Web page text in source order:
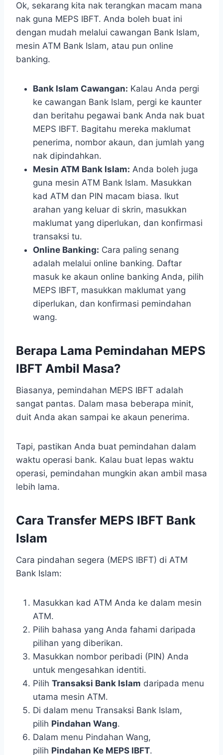
Ok, sekarang kita nak terangkan macam mana
nak guna MEPS IBFT. Anda boleh buat ini
dengan mudah melalui cawangan Bank Islam,
mesin ATM Bank Islam, atau pun online
banking.
Bank Islam Cawangan: Kalau Anda pergi
ke cawangan Bank Islam, pergi ke kaunter
dan beritahu pegawai bank Anda nak buat
MEPS IBFT. Bagitahu mereka maklumat
penerima, nombor akaun, dan jumlah yang
nak dipindahkan.
Mesin ATM Bank Islam: Anda boleh juga
guna mesin ATM Bank Islam. Masukkan
kad ATM dan PIN macam biasa. Ikut
arahan yang keluar di skrin, masukkan
maklumat yang diperlukan, dan konfirmasi
transaksi tu.
Online Banking: Cara paling senang
adalah melalui online banking. Daftar
masuk ke akaun online banking Anda, pilih
MEPS IBFT, masukkan maklumat yang
diperlukan, dan konfirmasi pemindahan
wang.
Berapa Lama Pemindahan MEPS
IBFT Ambil Masa?
Biasanya, pemindahan MEPS IBFT adalah
sangat pantas. Dalam masa beberapa minit,
duit Anda akan sampai ke akaun penerima.
Tapi, pastikan Anda buat pemindahan dalam
waktu operasi bank. Kalau buat lepas waktu
operasi, pemindahan mungkin akan ambil masa
lebih lama.
Cara Transfer MEPS IBFT Bank
Islam
Cara pindahan segera (MEPS IBFT) di ATM
Bank Islam:
Masukkan kad ATM Anda ke dalam mesin
ATM.
Pilih bahasa yang Anda fahami daripada
pilihan yang diberikan.
Masukkan nombor peribadi (PIN) Anda
untuk mengesahkan identiti.
Pilih Transaksi Bank Islam daripada menu
utama mesin ATM.
Di dalam menu Transaksi Bank Islam,
pilih Pindahan Wang.
Dalam menu Pindahan Wang,
pilih Pindahan Ke MEPS IBFT.